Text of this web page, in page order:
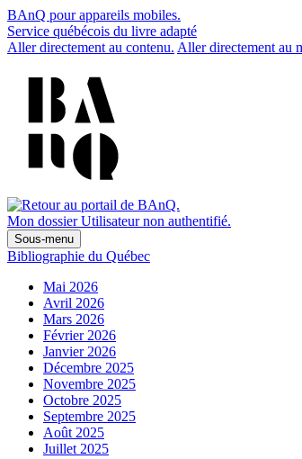
BAnQ pour appareils mobiles.
Service québécois du livre adapté
Aller directement au contenu. Aller directement au
Mon dossier Utilisateur non authentifié.
Sous-menu
Bibliographie du Québec
Mai 2026
Avril 2026
Mars 2026
Février 2026
Janvier 2026
Décembre 2025
Novembre 2025
Octobre 2025
Septembre 2025
Août 2025
Juillet 2025